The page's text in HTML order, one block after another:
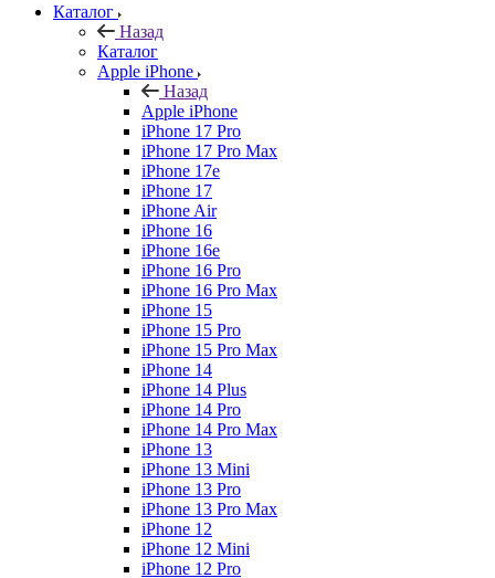
Каталог
Назад
Каталог
Apple iPhone
Назад
Apple iPhone
iPhone 17 Pro
iPhone 17 Pro Max
iPhone 17e
iPhone 17
iPhone Air
iPhone 16
iPhone 16e
iPhone 16 Pro
iPhone 16 Pro Max
iPhone 15
iPhone 15 Pro
iPhone 15 Pro Max
iPhone 14
iPhone 14 Plus
iPhone 14 Pro
iPhone 14 Pro Max
iPhone 13
iPhone 13 Mini
iPhone 13 Pro
iPhone 13 Pro Max
iPhone 12
iPhone 12 Mini
iPhone 12 Pro